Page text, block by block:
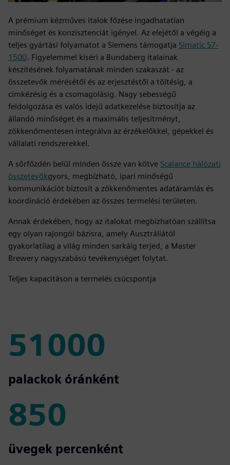
A prémium kézműves italok főzése ingadhatatlan
minőséget és konzisztenciát igényel. Az elejétől a végéig a
teljes gyártási folyamatot a Siemens támogatja Simatic S7-
1500. Figyelemmel kíséri a Bundaberg italainak
készítésének folyamatának minden szakaszát - az
összetevők mérésétől és az erjesztéstől a töltésig, a
címkézésig és a csomagolásig. Nagy sebességű
feldolgozása és valós idejű adatkezelése biztosítja az
állandó minőséget és a maximális teljesítményt,
zökkenőmentesen integrálva az érzékelőkkel, gépekkel és
vállalati rendszerekkel.
A sörfőzdén belül minden össze van kötve Scalance hálózati
összetevőkgyors, megbízható, ipari minőségű
kommunikációt biztosít a zökkenőmentes adatáramlás és
koordináció érdekében az összes termelési területen.
Annak érdekében, hogy az italokat megbízhatóan szállítsa
egy olyan rajongói bázisra, amely Ausztráliától
gyakorlatilag a világ minden sarkáig terjed, a Master
Brewery nagyszabású tevékenységet folytat.
Teljes kapacitáson a termelés csúcspontja
51000
51000
palackok óránként
850
850
üvegek percenként